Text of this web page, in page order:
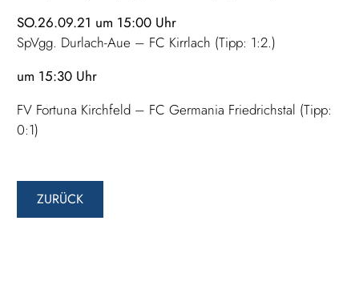
SO.26.09.21 um 15:00 Uhr
SpVgg. Durlach-Aue – FC Kirrlach (Tipp: 1:2.)
um 15:30 Uhr
FV Fortuna Kirchfeld – FC Germania Friedrichstal (Tipp:
0:1)
ZURÜCK